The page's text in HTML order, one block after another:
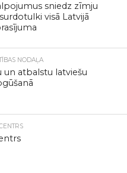
sniedz zīmju
visā Latvijā
NODAĻA
un atbalstu latviešu